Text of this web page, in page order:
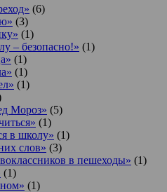
(6)
(3)
(1)
– безопасно!» (1)
(1)
(1)
(1)
Мороз» (5)
(1)
в школу» (1)
слов» (3)
в пешеходы» (1)
(1)
(1)